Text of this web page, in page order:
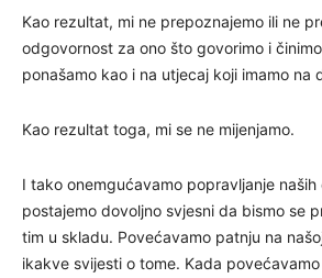
Kao rezultat, mi ne prepoznajemo ili ne
odgovornost za ono što govorimo i
ponašamo kao i na utjecaj koji imamo na
Kao rezultat toga, mi se ne mijenjamo.
I tako onemgućavamo popravljanje naših
postajemo dovoljno svjesni da bismo se
tim u skladu. Povećavamo patnju na
ikakve svijesti o tome. Kada